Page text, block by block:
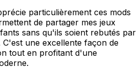
particulièrement ces mods
de partager mes jeux
sans qu'ils soient rebutés par
C'est une excellente façon de
tout en profitant d'une